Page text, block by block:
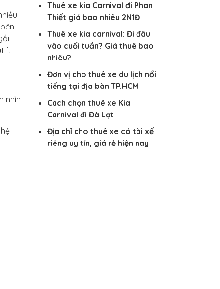
ít
nhìn
Thuê xe kia Carnival đi Phan
Thiết giá bao nhiêu 2N1Đ
Thuê xe kia carnival: Đi đâu
vào cuối tuần? Giá thuê bao
nhiêu?
Đơn vị cho thuê xe du lịch nổi
tiếng tại địa bàn TP.HCM
Cách chọn thuê xe Kia
Carnival đi Đà Lạt
Địa chỉ cho thuê xe có tài xế
riêng uy tín, giá rẻ hiện nay